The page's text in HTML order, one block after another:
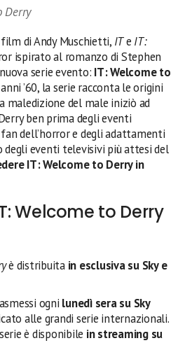
Derry
di Andy Muschietti, ITe IT:
ispirato al romanzo di Stephen
serie evento: IT: Welcome to
’60, la serie racconta le origini
maledizione del male iniziò ad
ben prima degli eventi
dell’horror e degli adattamenti
degli eventi televisivi più attesi del
IT: Welcome to Derry in
Welcome to Derry
è distribuita in esclusiva su Sky e
ogni lunedì sera su Sky
alle grandi serie internazionali.
è disponibile in streaming su